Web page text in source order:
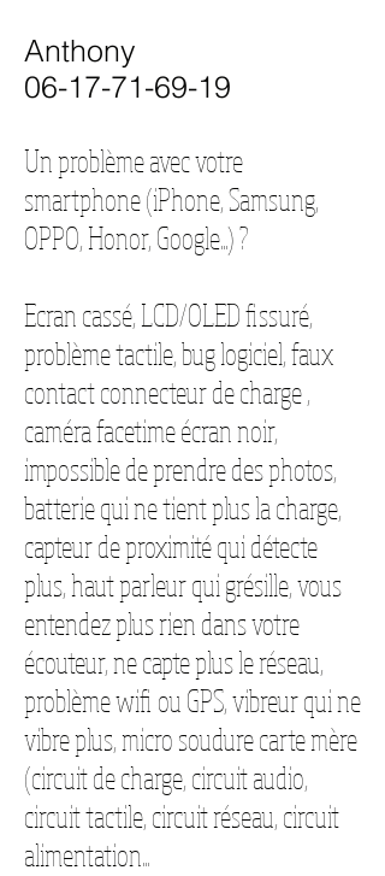
Anthony
06-17-71-69-19
Un problème avec votre
smartphone (iPhone, Samsung,
OPPO, Honor, Google...) ?
Ecran cassé, LCD/OLED fissuré,
problème tactile, bug logiciel, faux
contact connecteur de charge ,
caméra facetime écran noir,
impossible de prendre des photos,
batterie qui ne tient plus la charge,
capteur de proximité qui détecte
plus, haut parleur qui grésille, vous
entendez plus rien dans votre
écouteur, ne capte plus le réseau,
problème wifi ou GPS, vibreur qui ne
vibre plus,micro soudure carte mère
(circuit de charge, circuit audio,
circuit tactile, circuit réseau, circuit
alimentation...